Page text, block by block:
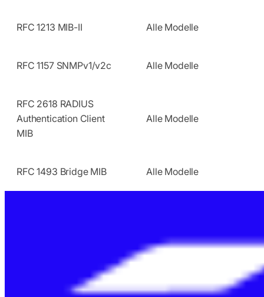
RFC 1213 MIB-II Alle Modelle
RFC 1157 SNMPv1/v2c Alle Modelle
RFC 2618 RADIUS
Authentication Client
MIB
Alle Modelle
RFC 1493 Bridge MIB Alle Modelle